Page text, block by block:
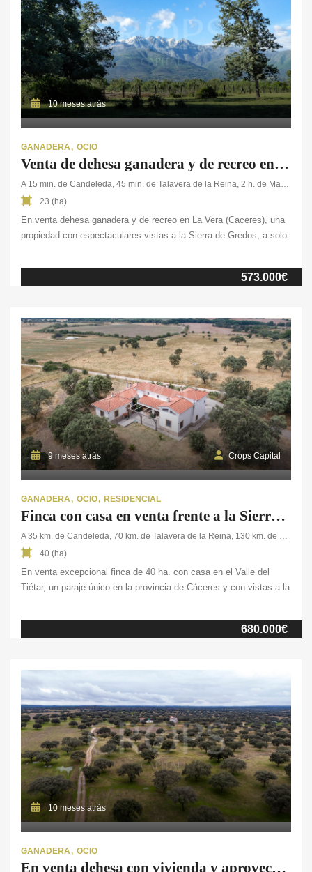
10 meses atrás
GANADERA OCIO
Venta de dehesa ganadera y de recreo en La Vera
A 15 min. de Candeleda, 45 min. de Talavera de la Reina, 2 h. de Madrid
23 (ha)
En venta dehesa ganadera y de recreo en La Vera (Caceres), una
propiedad con espectaculares vistas a la Sierra de Gredos, a solo
ha., combina pastos y pastos arbolados con 5 ha. de robledal,
573.000€
9 meses atrás Crops Capital
GANADERA OCIO RESIDENCIAL
Finca con casa en venta frente a la Sierra de Gredos
A 35 km. de Candeleda, 70 km. de Talavera de la Reina, 130 km. de Cáceres, 190 de Madrid
40 (ha)
En venta excepcional finca de 40 ha. con casa en el Valle del
Tiétar, un paraje único en la provincia de Cáceres y con vistas a la
un proyecto de turismo rural. Ésta propiedad destaca por su clima
templado y su entorno natural privilegiado, perfecto […]680.000€
10 meses atrás
GANADERA OCIO
En venta dehesa con vivienda y aprovechamiento ganadero en Cáceres